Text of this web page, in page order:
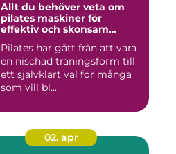
Allt du behöver veta om
pilates maskiner för
effektiv och skonsam
Pilates har gått från att vara
en nischad träningsform till
ett självklart val för många
som vill bl...
02. apr